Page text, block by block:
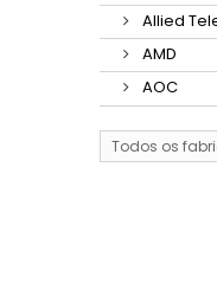
Allied
AMD
AOC
Todos os